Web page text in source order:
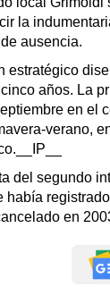
la
ausencia.
estratégico
años. La
en el
verano,
del segundo
había
en